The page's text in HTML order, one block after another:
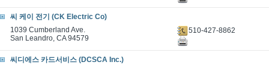
씨 케이 전기 (CK Electric Co)
1039 Cumberland Ave.
San Leandro, CA 94579
510-427-8862
씨디에스 카드서비스 (DCSCA Inc.)